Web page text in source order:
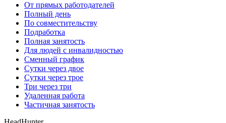
От прямых работодателей
Полный день
По совместительству
Подработка
Полная занятость
Для людей с инвалидностью
Сменный график
Сутки через двое
Сутки через трое
Три через три
Удаленная работа
Частичная занятость